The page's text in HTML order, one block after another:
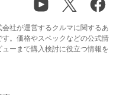
社が運営するクルマに関するあ
。価格やスペックなどの公式情
ーまで購入検討に役立つ情報を